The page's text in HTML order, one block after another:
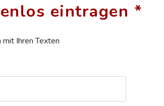
eintragen *
mit Ihren Texten